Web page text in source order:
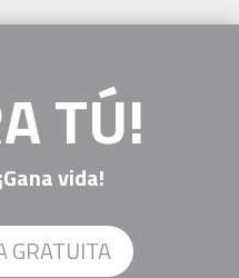
TÚ!
¡Gana vida!
GRATUITA